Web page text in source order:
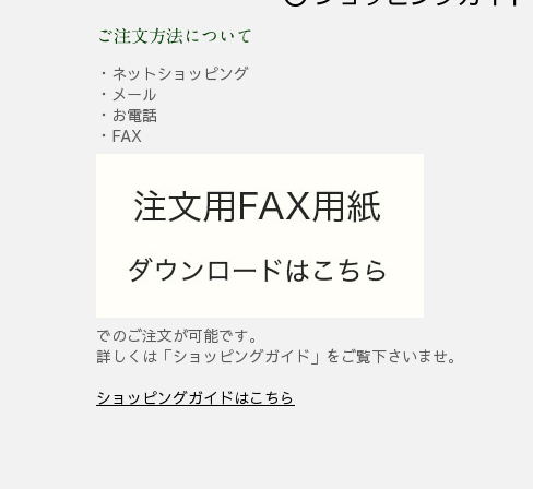
ご注文方法について
・ネットショッピング
・メール
・お電話
・FAX
でのご注文が可能です。
詳しくは「ショッピングガイド」をご覧下さいませ。
ショッピングガイドはこちら